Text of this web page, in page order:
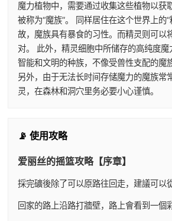
魔力植物中，需要通过收集这些植物以
被称为“魔族”。 同样居住在这个世界上
故，魔族具有暴食的习性。而精灵则可以
对。 此外，精灵细胞中所储存的高纯度
智能和文明的种族，不像受兽性支配的魔
另外，由于无法长时间存储魔力的魔族
灵，在森林和洞穴里务必要小心谨慎。
📡 使用攻略
爱丽丝的摇篮攻略【序章】
採完礦後除了可以原路往回走，建議可以
回家的路上沿路打牆壁，路上會看到一個